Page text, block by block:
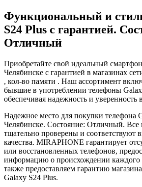
Функциональный и
S24 Plus с гарантией.
Отличный
Приобретайте свой идеальный
Челябинске с гарантией в магазинах
, кол-во памяти . Наш ассортимент
бывшие в употреблении телефоны
обеспечивая надежность и уверенность
Надежное место для покупки телефона
Челябинске. Состояние: Отличный.
тщательно проверены и соответствуют
качества. MIRAPHONE гарантирует
или восстановленных телефонов,
информацию о происхождении каждого
также предоставляем гарантию
Galaxy S24 Plus.